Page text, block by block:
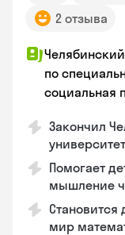
2 отзыва
по
социальная
Закончил
Помогает
мышление
мир